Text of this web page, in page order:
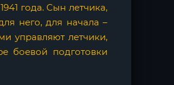
года. Сын летчика,
него, для начала –
управляют летчики,
боевой подготовки